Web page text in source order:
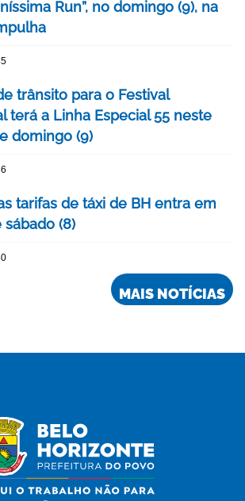
Run”, no domingo (9), na
trânsito para o Festival
terá a Linha Especial 55 neste
domingo (9)
tarifas de táxi de BH entra em
(8)
MAIS NOTÍCIAS